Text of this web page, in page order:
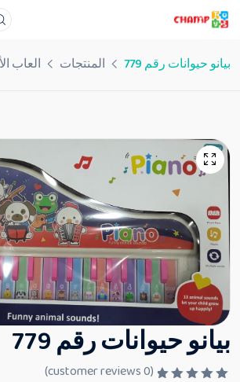
بيانو حيوانات رقم 779 المنتجات العاب
بيانو حيوانات رقم 779
(
0